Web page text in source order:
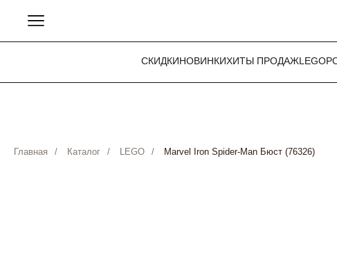
СКИДКИНОВИНКИХИТЫ ПРОДАЖLEGO
Главная / Каталог / LEGO / Marvel Iron Spider-Man Бюст (76326)